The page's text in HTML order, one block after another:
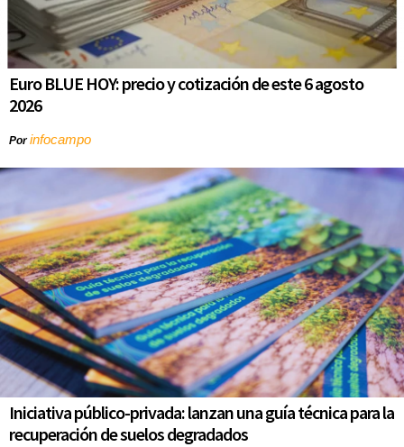
Euro BLUE HOY: precio y cotización de este 6 agosto
2026
Porinfocampo
Iniciativa público-privada: lanzan una guía técnica para la
recuperación de suelos degradados